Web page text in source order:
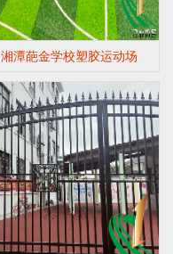
湘潭葩金学校塑胶运动场